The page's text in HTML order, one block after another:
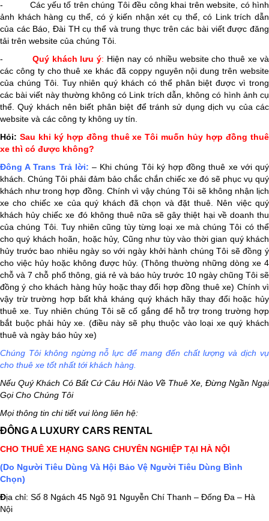
- Các yếu tố trên chúng Tôi đều công khai trên website, có hình
ảnh khách hàng cụ thể, có ý kiến nhận xét cụ thể, có Link trích dẫn
của các Báo, Đài TH cụ thể và trung thực trên các bài viết được đăng
tải trên website của chúng Tôi.
-
Quý khách lưu ý: Hiện nay có nhiều website cho thuê xe và
các công ty cho thuê xe khác đã coppy nguyên nội dung trên website
của chúng Tôi. Tuy nhiên quý khách có thể phân biệt được vì trong
các bài viết này thường không có Link trích dẫn, không có hình ảnh cụ
thể. Quý khách nên biết phân biệt để tránh sử dụng dịch vụ của các
website và các công ty không uy tín.
Hỏi: Sau khi ký hợp đồng thuê xe Tôi muốn hủy hợp đồng thuê
xe thì có được không?
Đông A Trans Trả lời: – Khi chúng Tôi ký hợp đồng thuê xe với quý
khách. Chúng Tôi phải đảm bảo chắc chắn chiếc xe đó sẽ phục vụ quý
khách như trong hợp đồng. Chính vì vậy chúng Tôi sẽ không nhận lịch
xe cho chiếc xe của quý khách đã chọn và đặt thuê. Nên việc quý
khách hủy chiếc xe đó không thuê nữa sẽ gây thiệt hại về doanh thu
của chúng Tôi. Tuy nhiên cũng tùy từng loại xe mà chúng Tôi có thể
cho quý khách hoãn, hoặc hủy, Cũng như tùy vào thời gian quý khách
hủy trước bao nhiêu ngày so với ngày khởi hành chúng Tôi sẽ đồng ý
cho việc hủy hoặc không được hủy. (Thông thường những dòng xe 4
chỗ và 7 chỗ phổ thông, giá rẻ và báo hủy trước 10 ngày chũng Tôi sẽ
đồng ý cho khách hàng hủy hoặc thay đổi hợp đồng thuê xe) Chính vì
vậy trừ trường hợp bất khả kháng quý khách hãy thay đổi hoặc hủy
thuê xe. Tuy nhiên chúng Tôi sẽ cố gắng để hỗ trợ trong trường hợp
bắt buộc phải hủy xe. (điều này sẽ phụ thuộc vào loại xe quý khách
thuê và ngày báo hủy xe)
Chúng Tôi không ngừng nỗ lực để mang đến chất lượng và dịch vụ
cho thuê xe tốt nhất tới khách hàng.
Nếu Quý Khách Có Bất Cứ Câu Hỏi Nào Về Thuê Xe, Đừng Ngần Ngại
Gọi Cho Chúng Tôi
Mọi thông tin chi tiết vui lòng liên hệ:
ĐÔNG A LUXURY CARS RENTAL
CHO THUÊ XE HẠNG SANG CHUYÊN NGHIỆP TẠI HÀ NỘI
(Do Người Tiêu Dùng Và Hội Bảo Vệ Người Tiêu Dùng Bình
Chọn)
Địa chỉ: Số 8 Ngách 45 Ngõ 91 Nguyễn Chí Thanh – Đống Đa – Hà
Nội